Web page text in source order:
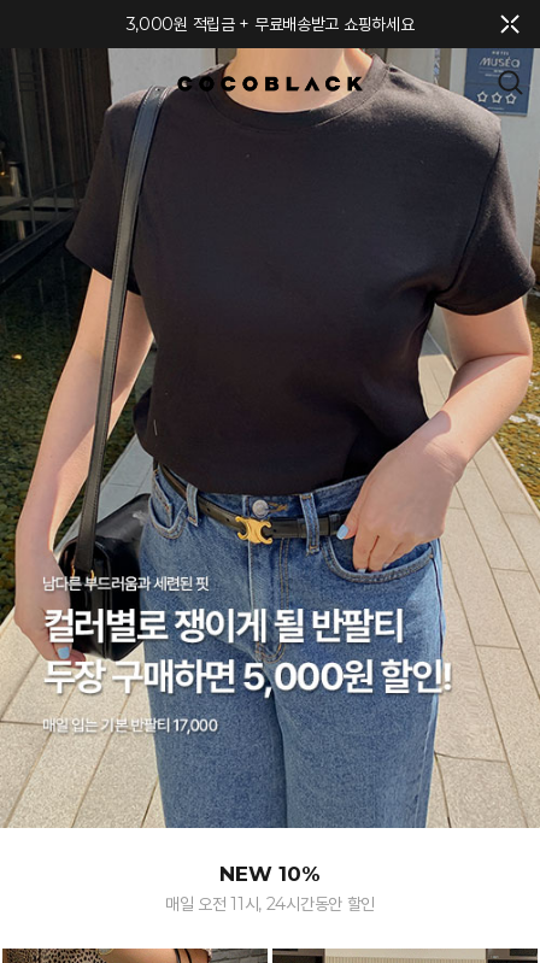
3,000원 적립금 + 무료배송받고 쇼핑하세요
NEW 10%
매일 오전 11시, 24시간동안 할인